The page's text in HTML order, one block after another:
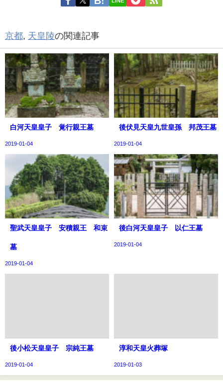
京都, 天皇陵の関連記事
白河天皇皇子 覚行親王墓
2019-01-04
後伏見天皇九世皇孫 邦茂王墓
2019-01-04
聖武天皇皇子 安積親王 和束
墓
2019-01-04
後白河天皇皇子 以仁王墓
2019-01-04
後小松天皇皇子 宗純王墓
2019-01-04
淳和天皇火葬塚
2019-01-03